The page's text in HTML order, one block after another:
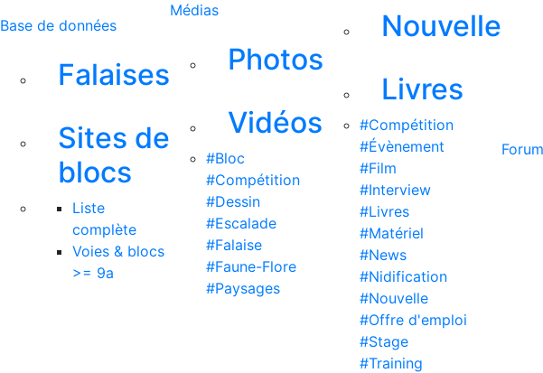
Base de données
Falaises
Sites de
blocs
Liste
complète
Voies & blocs
>= 9a
Médias
Photos
Vidéos
#Bloc
#Compétition
#Dessin
#Escalade
#Falaise
#Faune-Flore
#Paysages
Nouvelle
Livres
#Compétition
#Évènement
#Film
#Interview
#Livres
#Matériel
#News
#Nidification
#Nouvelle
#Offre d'emploi
#Stage
#Training
Forum